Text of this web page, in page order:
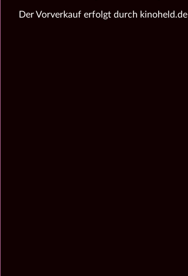
Der Vorverkauf erfolgt durch kinoheld.de